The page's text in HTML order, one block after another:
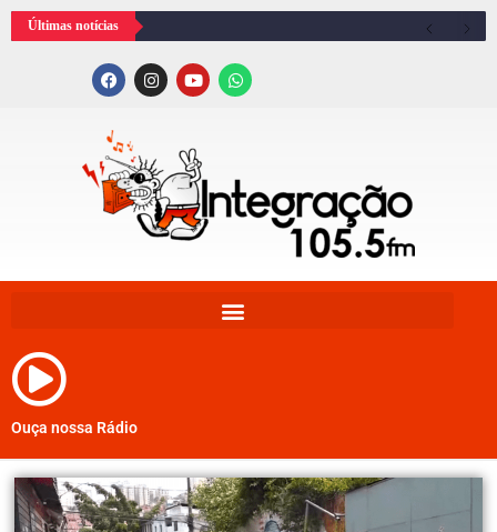
Últimas notícias
Ouça nossa Rádio